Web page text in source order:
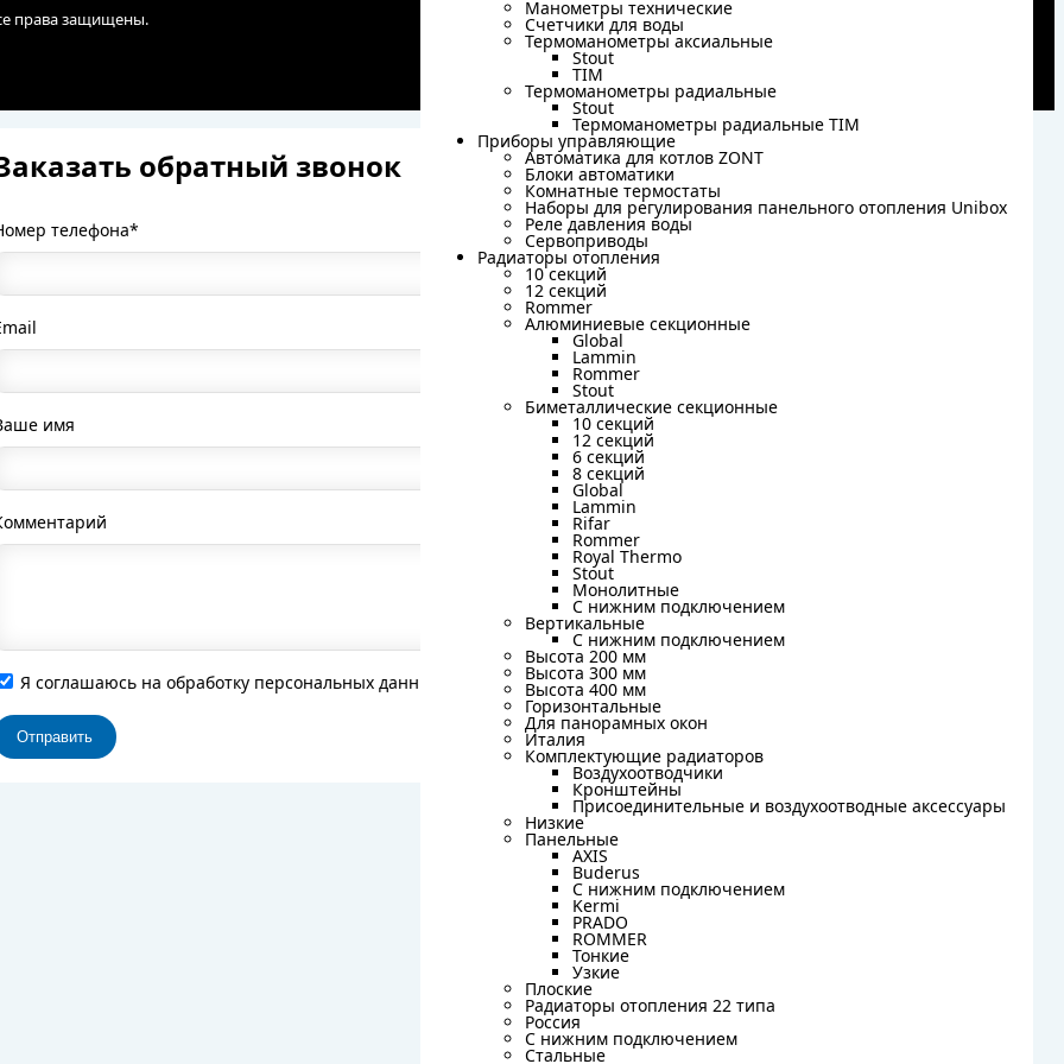
Манометры технические
Счетчики для воды
Термоманометры аксиальные
Stout
TIM
Термоманометры радиальные
Stout
Термоманометры радиальные TIM
Приборы управляющие
Автоматика для котлов ZONT
Блоки автоматики
Комнатные термостаты
Наборы для регулирования панельного отопления Unibox
Реле давления воды
Сервоприводы
Радиаторы отопления
10 секций
12 секций
Rommer
Алюминиевые секционные
Global
Lammin
Rommer
Stout
Биметаллические секционные
10 секций
12 секций
6 секций
8 секций
Global
Lammin
Rifar
Rommer
Royal Thermo
Stout
Монолитные
С нижним подключением
Вертикальные
С нижним подключением
Высота 200 мм
Высота 300 мм
Высота 400 мм
Горизонтальные
Для панорамных окон
Италия
Комплектующие радиаторов
Воздухоотводчики
Кронштейны
Присоединительные и воздухоотводные аксессуары
Низкие
Панельные
AXIS
Buderus
C нижним подключением
Kermi
PRADO
ROMMER
Тонкие
Узкие
Плоские
Радиаторы отопления 22 типа
Россия
С нижним подключением
Стальные
Манометры технические
Счетчики для воды
Термоманометры аксиальные
Stout
TIM
Термоманометры радиальные
Stout
Термоманометры радиальные TIM
Приборы управляющие
Автоматика для котлов ZONT
Блоки автоматики
Комнатные термостаты
Наборы для регулирования панельного отопления Unibox
Реле давления воды
Сервоприводы
Радиаторы отопления
10 секций
12 секций
Rommer
Алюминиевые секционные
Global
Lammin
Rommer
Stout
Биметаллические секционные
10 секций
12 секций
6 секций
8 секций
Global
Lammin
Rifar
Rommer
Royal Thermo
Stout
Монолитные
С нижним подключением
Вертикальные
С нижним подключением
Высота 200 мм
Высота 300 мм
Высота 400 мм
Горизонтальные
Для панорамных окон
Италия
Комплектующие радиаторов
Воздухоотводчики
Кронштейны
Присоединительные и воздухоотводные аксессуары
Низкие
Панельные
AXIS
Buderus
C нижним подключением
Kermi
PRADO
ROMMER
Тонкие
Узкие
Плоские
Радиаторы отопления 22 типа
Россия
С нижним подключением
Стальные
права защищены.
обратный звонок
телефона*
имя
Я соглашаюсь на обработку персональных данных